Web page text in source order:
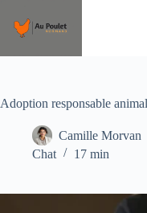
contenu
Adoption responsable
Camille Morvan
Chat
17 min